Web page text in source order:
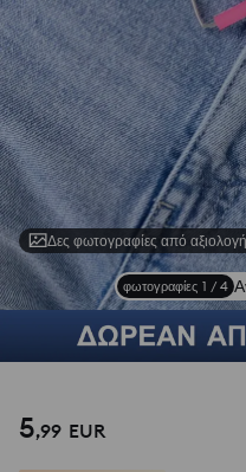
Δες φωτογραφίες από
φωτογραφίες 1 / 4
5,99 EUR